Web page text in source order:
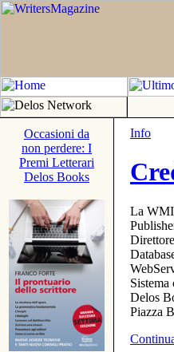
Occasioni da
non perdere: I
Premi Letterari
Delos Books
Info
La WMI
Delos
Piazza